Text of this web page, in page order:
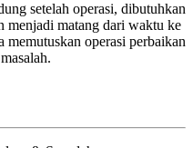
setelah operasi, dibutuhkan
menjadi matang dari waktu ke
memutuskan operasi perbaikan